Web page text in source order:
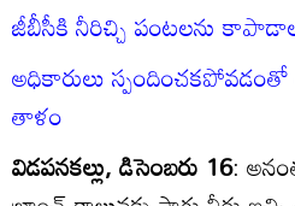
జీబీసీకి నీరిచ్చి పంటలను
అధికారులు
తాళం
విడపనకల్లు, డిసెంబరు 16: